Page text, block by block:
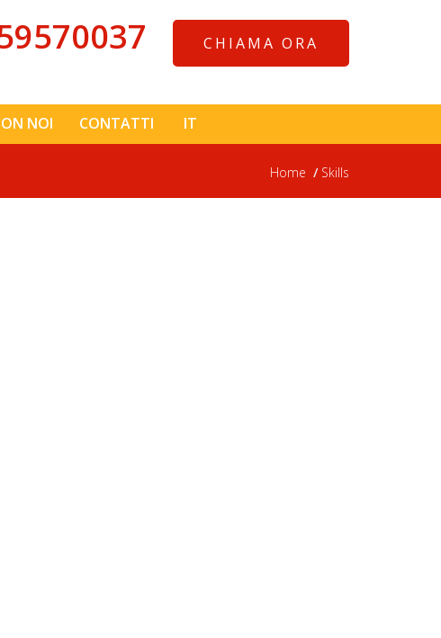
CHIAMA ORA
NOI CONTATTI IT
Home Skills